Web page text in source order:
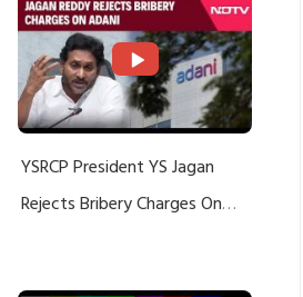
YSRCP President YS Jagan
Rejects Bribery Charges On